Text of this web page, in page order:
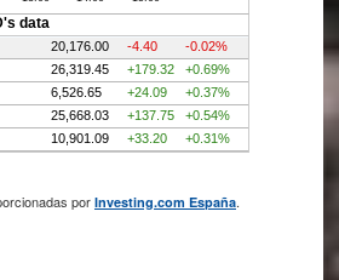
por Investing.com España.